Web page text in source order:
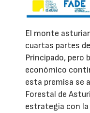
El monte
cuartas partes
Principado, pero
económico
esta premisa se
Forestal de
estrategia con la